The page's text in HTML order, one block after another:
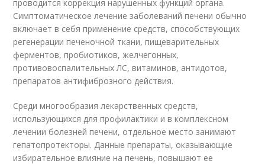
проводится коррекция нарушенных функций органа.
Симптоматическое лечение заболеваний печени обычно
включает в себя применение средств, способствующих
регенерации печеночной ткани, пищеварительных
ферментов, пробиотиков, желчегонных,
противовоспалительных ЛС, витаминов, антидотов,
препаратов антифиброзного действия.
Среди многообразия лекарственных средств,
использующихся для профилактики и в комплексном
лечении болезней печени, отдельное место занимают
гепатопротекторы. Данные препараты, оказывающие
избирательное влияние на печень, повышают ее